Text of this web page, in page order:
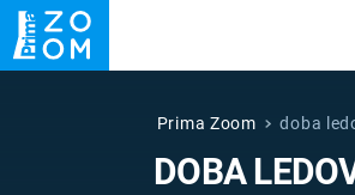
UFO DRUHÁ
VETŘELCI DÁVNOVĚKU
Prima Zoom doba
DOBA